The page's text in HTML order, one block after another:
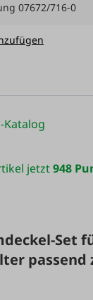
07672/716-0
Katalog
jetzt948
Set
passend